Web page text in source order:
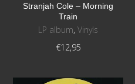
Stranjah Cole – Morning
Train
LP album,Vinyls
€12,95